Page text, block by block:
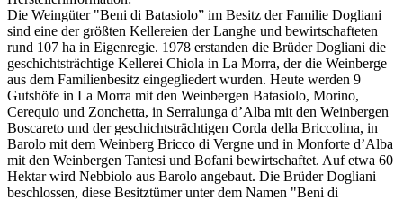
Die Weingüter "Beni di Batasiolo” im Besitz der Familie Dogliani
sind eine der größten Kellereien der Langhe und bewirtschafteten
rund 107 ha in Eigenregie. 1978 erstanden die Brüder Dogliani die
geschichtsträchtige Kellerei Chiola in La Morra, der die Weinberge
aus dem Familienbesitz eingegliedert wurden. Heute werden 9
Gutshöfe in La Morra mit den Weinbergen Batasiolo, Morino,
Cerequio und Zonchetta, in Serralunga d’Alba mit den Weinbergen
Boscareto und der geschichtsträchtigen Corda della Briccolina, in
Barolo mit dem Weinberg Bricco di Vergne und in Monforte d’Alba
mit den Weinbergen Tantesi und Bofani bewirtschaftet. Auf etwa 60
Hektar wird Nebbiolo aus Barolo angebaut. Die Brüder Dogliani
beschlossen, diese Besitztümer unter dem Namen "Beni di